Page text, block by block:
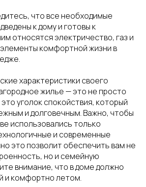
что все необходимые
к дому и готовы к
относятся электричество, газ и
комфортной жизни в
характеристики своего
жилье — это не просто
уголок спокойствия, который
и долговечным. Важно, чтобы
использовались только
и современные
это позволит обеспечить вам не
но и семейную
внимание, что в доме должно
и комфортно летом.